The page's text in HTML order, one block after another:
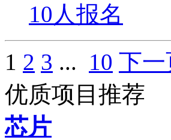
10人报名
1 2 3 ... 10 下一
优质项目推荐
芯片